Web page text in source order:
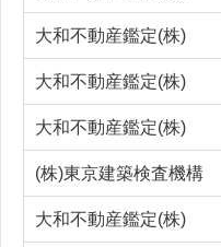
大和不動産鑑定(株)
大和不動産鑑定(株)
大和不動産鑑定(株)
(株)東京建築検査機構
大和不動産鑑定(株)